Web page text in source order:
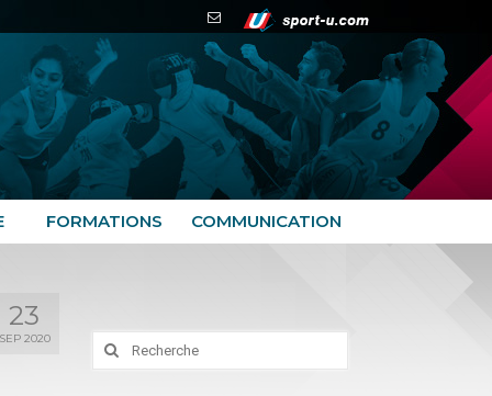
FORMATIONS COMMUNICATION
23
SEP 2020
Rechercher